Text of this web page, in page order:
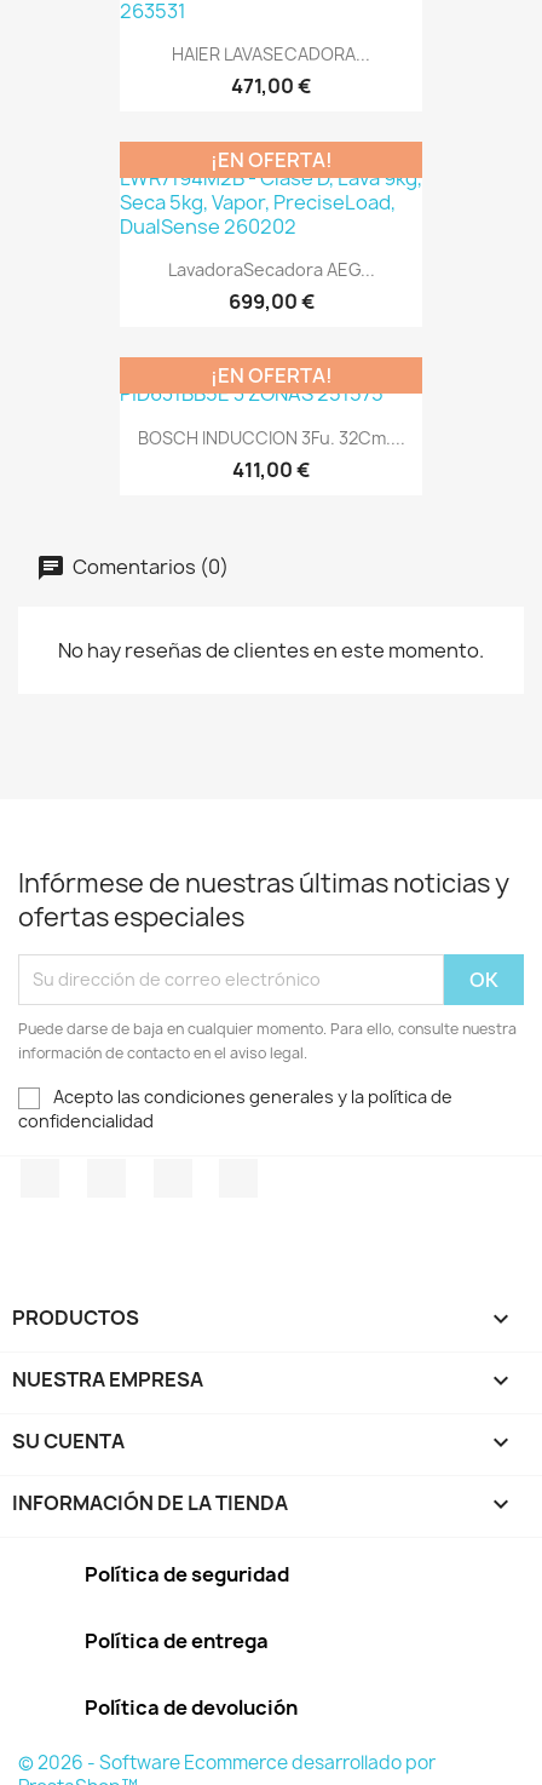
HAIER LAVASECADORA...
471,00 €
LavadoraSecadora AEG...
699,00 €
¡EN OFERTA!
BOSCH INDUCCION 3Fu. 32Cm....
411,00 €
¡EN OFERTA!
Comentarios (0)
No hay reseñas de clientes en este momento.
Infórmese de nuestras últimas noticias y
ofertas especiales
Puede darse de baja en cualquier momento. Para ello, consulte nuestra
información de contacto en el aviso legal.
Acepto las condiciones generales y la política de
confidencialidad
PRODUCTOS 
NUESTRA EMPRESA 
SU CUENTA 
INFORMACIÓN DE LA TIENDA keyboard_arrow_down
Política de seguridad
Política de entrega
Política de devolución
© 2026 - Software Ecommerce desarrollado por